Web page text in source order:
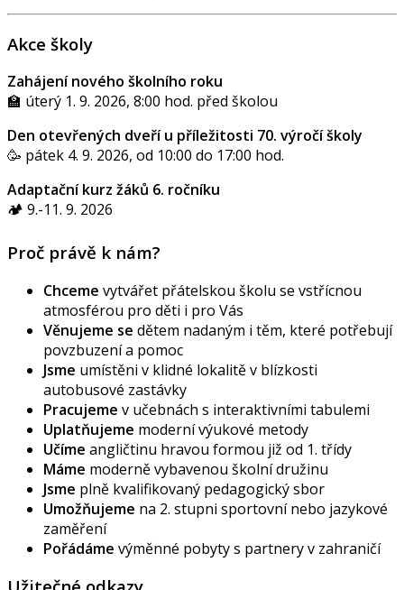
Akce školy
Zahájení nového školního roku
🏫 úterý 1. 9. 2026, 8:00 hod. před školou
Den otevřených dveří u příležitosti 70. výročí školy
🥳 pátek 4. 9. 2026, od 10:00 do 17:00 hod.
Adaptační kurz žáků 6. ročníku
🏕️ 9.-11. 9. 2026
Proč právě k nám?
Chceme vytvářet přátelskou školu se vstřícnou
atmosférou pro děti i pro Vás
Věnujeme se dětem nadaným i těm, které potřebují
povzbuzení a pomoc
Jsme umístěni v klidné lokalitě v blízkosti
autobusové zastávky
Pracujeme v učebnách s interaktivními tabulemi
Uplatňujeme moderní výukové metody
Učíme angličtinu hravou formou již od 1. třídy
Máme moderně vybavenou školní družinu
Jsme plně kvalifikovaný pedagogický sbor
Umožňujeme na 2. stupni sportovní nebo jazykové
zaměření
Pořádáme výměnné pobyty s partnery v zahraničí